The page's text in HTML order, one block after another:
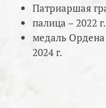
Патриаршая
палица – 2022 г.
медаль Ордена
2024 г.